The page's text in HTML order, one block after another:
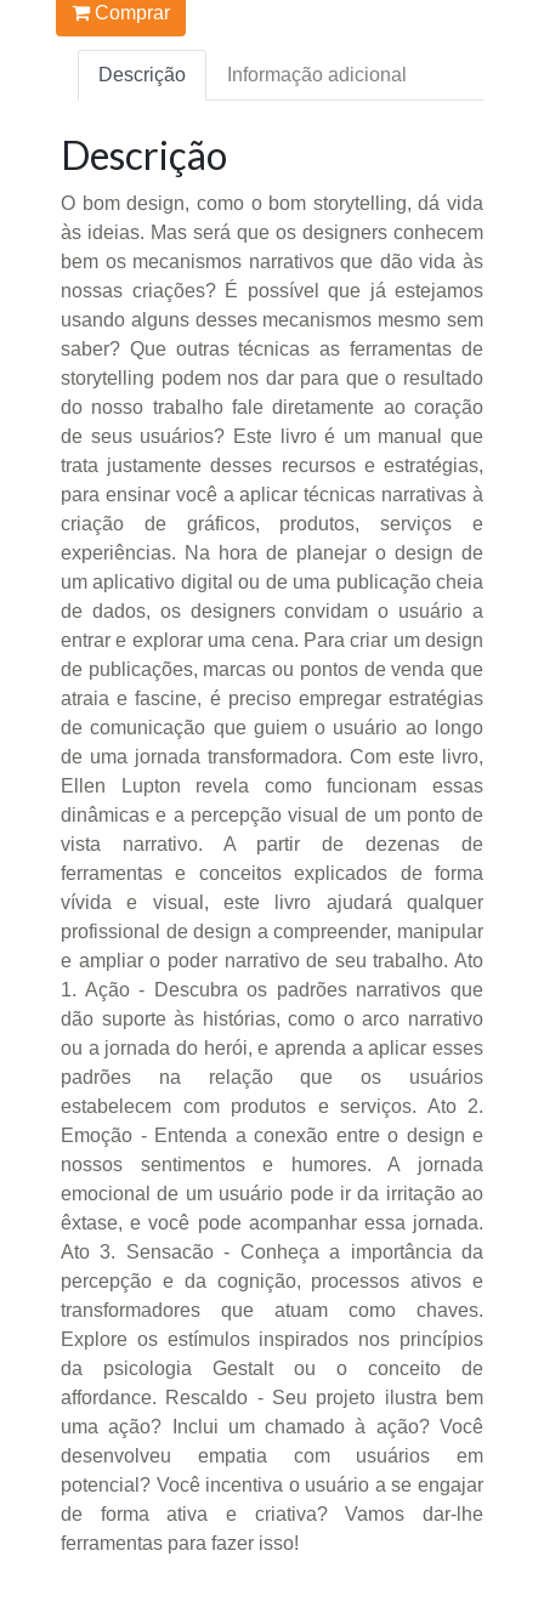
Comprar
Descrição Informação adicional
Descrição
O bom design, como o bom storytelling, dá vida
às ideias. Mas será que os designers conhecem
bem os mecanismos narrativos que dão vida às
nossas criações? É possível que já estejamos
usando alguns desses mecanismos mesmo sem
saber? Que outras técnicas as ferramentas de
storytelling podem nos dar para que o resultado
do nosso trabalho fale diretamente ao coração
de seus usuários? Este livro é um manual que
trata justamente desses recursos e estratégias,
para ensinar você a aplicar técnicas narrativas à
criação de gráficos, produtos, serviços e
experiências. Na hora de planejar o design de
um aplicativo digital ou de uma publicação cheia
de dados, os designers convidam o usuário a
entrar e explorar uma cena. Para criar um design
de publicações, marcas ou pontos de venda que
atraia e fascine, é preciso empregar estratégias
de comunicação que guiem o usuário ao longo
de uma jornada transformadora. Com este livro,
Ellen Lupton revela como funcionam essas
dinâmicas e a percepção visual de um ponto de
vista narrativo. A partir de dezenas de
ferramentas e conceitos explicados de forma
vívida e visual, este livro ajudará qualquer
profissional de design a compreender, manipular
e ampliar o poder narrativo de seu trabalho. Ato
1. Ação - Descubra os padrões narrativos que
dão suporte às histórias, como o arco narrativo
ou a jornada do herói, e aprenda a aplicar esses
padrões na relação que os usuários
estabelecem com produtos e serviços. Ato 2.
Emoção - Entenda a conexão entre o design e
nossos sentimentos e humores. A jornada
emocional de um usuário pode ir da irritação ao
êxtase, e você pode acompanhar essa jornada.
Ato 3. Sensacão - Conheça a importância da
percepção e da cognição, processos ativos e
transformadores que atuam como chaves.
Explore os estímulos inspirados nos princípios
da psicologia Gestalt ou o conceito de
affordance. Rescaldo - Seu projeto ilustra bem
uma ação? Inclui um chamado à ação? Você
desenvolveu empatia com usuários em
potencial? Você incentiva o usuário a se engajar
de forma ativa e criativa? Vamos dar-lhe
ferramentas para fazer isso!